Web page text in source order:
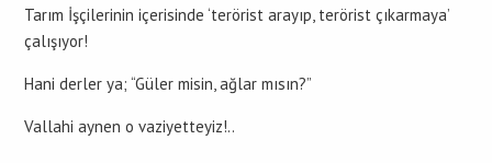
Tarım İşçilerinin içerisinde ‘terörist arayıp, terörist çıkarmaya’
çalışıyor!
Hani derler ya; “Güler misin, ağlar mısın?”
Vallahi aynen o vaziyetteyiz!..